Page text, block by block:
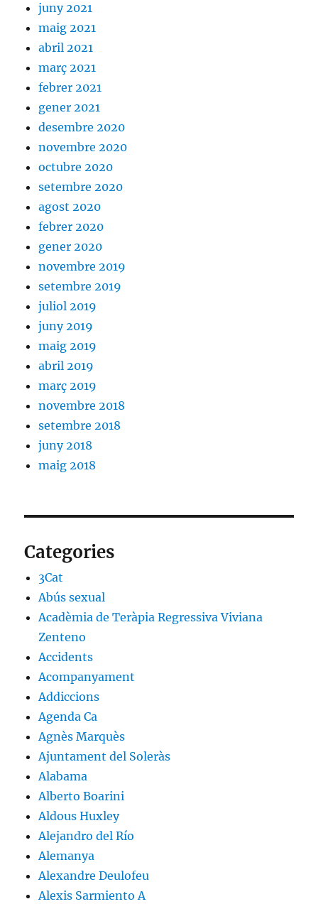
juny 2021
maig 2021
abril 2021
març 2021
febrer 2021
gener 2021
desembre 2020
novembre 2020
octubre 2020
setembre 2020
agost 2020
febrer 2020
gener 2020
novembre 2019
setembre 2019
juliol 2019
juny 2019
maig 2019
abril 2019
març 2019
novembre 2018
setembre 2018
juny 2018
maig 2018
Categories
3Cat
Abús sexual
Acadèmia de Teràpia Regressiva Viviana
Zenteno
Accidents
Acompanyament
Addiccions
Agenda Ca
Agnès Marquès
Ajuntament del Soleràs
Alabama
Alberto Boarini
Aldous Huxley
Alejandro del Río
Alemanya
Alexandre Deulofeu
Alexis Sarmiento A